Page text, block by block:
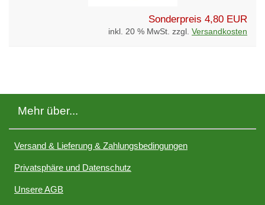
Sonderpreis 4,80 EUR
inkl. 20 % MwSt. zzgl. Versandkosten
Mehr über...
Versand & Lieferung & Zahlungsbedingungen
Privatsphäre und Datenschutz
Unsere AGB